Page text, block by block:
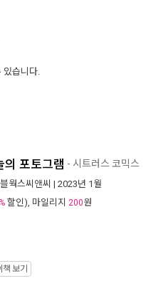
있습니다.
의 포토그램 - 시트러스 코믹스
웍스씨앤씨 | 2023년 1월
할인), 마일리지 200원
책 보기